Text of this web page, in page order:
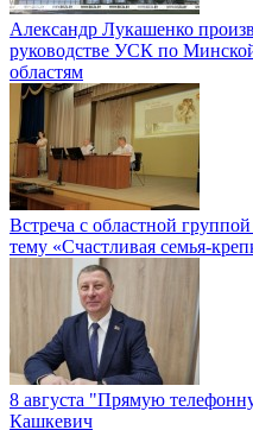
Александр Лукашенко
руководстве УСК по
областям
Встреча с областной
тему «Счастливая семья-
8 августа "Прямую
Кашкевич